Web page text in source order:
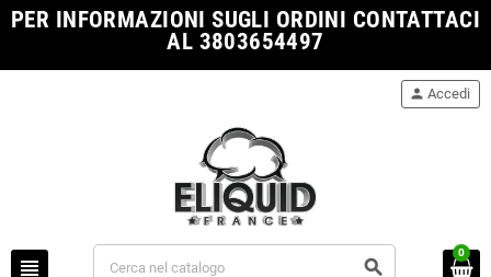
PER INFORMAZIONI SUGLI ORDINI CONTATTACI
AL 3803654497
view_headline search
person Accedi
0